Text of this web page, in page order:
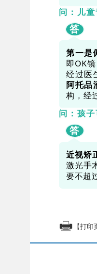
问：儿
答
第一是
即OK
经过医
阿托品
构，经
问：孩
答
近视矫
激光手
要不超
【打印